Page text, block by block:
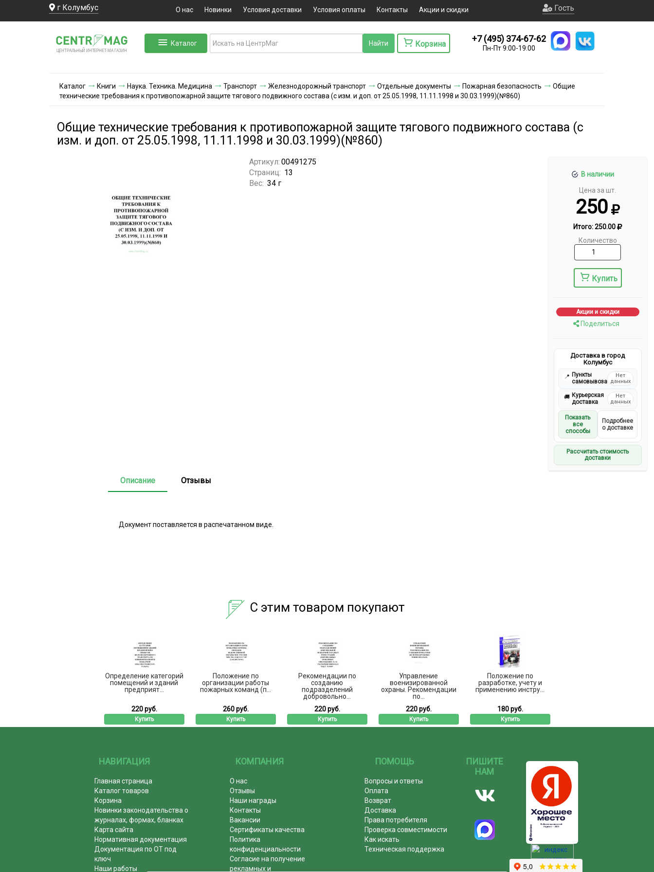
г Колумбус О нас Новинки Условия доставки Условия оплаты Контакты Акции и скидки Гость
ЦЕНТРАЛЬНЫЙ ИНТЕРНЕТ-МА ГАЗИН
Каталог Корзина
+7 (495) 374-67-62
Пн-Пт 9:00-19:00
Каталог Книги Наука. Техника. Медицина Транспорт Железнодорожный транспорт Отдельные документы Пожарная безопасность
Общие
технические требования к противопожарной защите тягового подвижного состава (с изм. и доп. от 25.05.1998, 11.11.1998 и 30.03.1999)(№860)
Общие технические требования к противопожарной защите тягового подвижного состава (с
изм. и доп. от 25.05.1998, 11.11.1998 и 30.03.1999)(№860)
В наличии
Цена за шт.
250
Итого:250.00
Количество
Купить
Акции и скидки
Поделиться
Доставка в город
Колумбус
📍 Пункты
самовывоза
Нет
данных
🚚 Курьерская
доставка
Нет
данных
Показать
все
способы
Подробнее
о доставке
Рассчитать стоимость
доставки
Артикул: 00491275
Страниц: 13
Вес: 34 г
Описание Отзывы
Документ поставляется в распечатанном виде.
С этим товаром покупают
Определение категорий
помещений и зданий
предприят...
220 руб.
Купить
Положение по
организации работы
пожарных команд (п...
260 руб.
Купить
Рекомендации по
созданию
подразделений
добровольно...
220 руб.
Купить
Управление
военизированной
охраны. Рекомендации
по...
220 руб.
Купить
Положение по
разработке, учету и
применению инстру...
180 руб.
Купить
НАВИГАЦИЯ
Главная страница
Каталог товаров
Корзина
Новинки законодательства о
журналах, формах, бланках
Карта сайта
Нормативная документация
Документация по ОТ под
ключ
Наши работы
КОМПАНИЯ
О нас
Отзывы
Наши награды
Контакты
Вакансии
Сертификаты качества
Политика
конфиденциальности
Согласие на получение
рекламных и
ПОМОЩЬ
Вопросы и ответы
Оплата
Возврат
Доставка
Права потребителя
Проверка совместимости
Как искать
Техническая поддержка
ПИШИТЕ
НАМ